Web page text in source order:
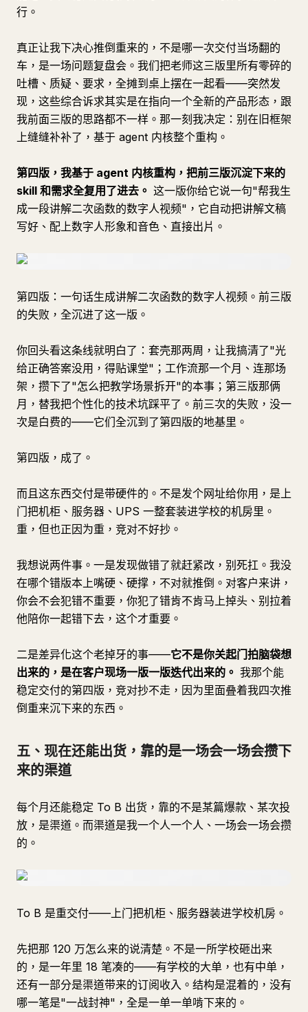
行。
真正让我下决心推倒重来的，不是哪一次交付当场翻的
车，是一场问题复盘会。我们把老师这三版里所有零碎的
吐槽、质疑、要求，全摊到桌上摆在一起看——突然发
现，这些综合诉求其实是在指向一个全新的产品形态，跟
我前面三版的思路都不一样。那一刻我决定：别在旧框架
上缝缝补补了，基于 agent 内核整个重构。
第四版，我基于 agent 内核重构，把前三版沉淀下来的
skill 和需求全复用了进去。 这一版你给它说一句"帮我生
成一段讲解二次函数的数字人视频"，它自动把讲解文稿
写好、配上数字人形象和音色、直接出片。
第四版：一句话生成讲解二次函数的数字人视频。前三版
的失败，全沉进了这一版。
你回头看这条线就明白了：套壳那两周，让我搞清了"光
给正确答案没用，得贴课堂"；工作流那一个月、连那场
架，攒下了"怎么把教学场景拆开"的本事；第三版那俩
月，替我把个性化的技术坑踩平了。前三次的失败，没一
次是白费的——它们全沉到了第四版的地基里。
第四版，成了。
而且这东西交付是带硬件的。不是发个网址给你用，是上
门把机柜、服务器、UPS 一整套装进学校的机房里。
重，但也正因为重，竞对不好抄。
我想说两件事。一是发现做错了就赶紧改，别死扛。我没
在哪个错版本上嘴硬、硬撑，不对就推倒。对客户来讲，
你会不会犯错不重要，你犯了错肯不肯马上掉头、别拉着
他陪你一起错下去，这个才重要。
二是差异化这个老掉牙的事——它不是你关起门拍脑袋想
出来的，是在客户现场一版一版迭代出来的。 我那个能
稳定交付的第四版，竞对抄不走，因为里面叠着我四次推
倒重来沉下来的东西。
五、现在还能出货，靠的是一场会一场会攒下
来的渠道
每个月还能稳定 To B 出货，靠的不是某篇爆款、某次投
放，是渠道。而渠道是我一个人一个人、一场会一场会攒
的。
To B 是重交付——上门把机柜、服务器装进学校机房。
先把那 120 万怎么来的说清楚。不是一所学校砸出来
的，是一年里 18 笔凑的——有学校的大单，也有中单，
还有一部分是渠道带来的订阅收入。结构是混着的，没有
哪一笔是"一战封神"，全是一单一单啃下来的。